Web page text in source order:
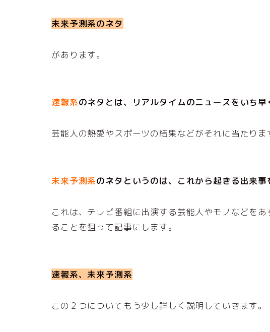
未来予測系のネタ
があります。
速報系のネタとは、リアルタイムのニュースをいち早
芸能人の熱愛やスポーツの結果などがそれに当たりま
未来予測系のネタというのは、これから起きる出来
これは、テレビ番組に出演する芸能人やモノなどを
ることを狙って記事にします。
速報系、未来予測系
この２つについてもう少し詳しく説明していきます。